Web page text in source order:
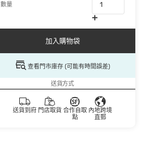
數量
加入購物袋
查看門市庫存 (可能有時間誤差)
送貨方式
送貨到府 門店取貨 合作自取
點
內地跨境
直郵